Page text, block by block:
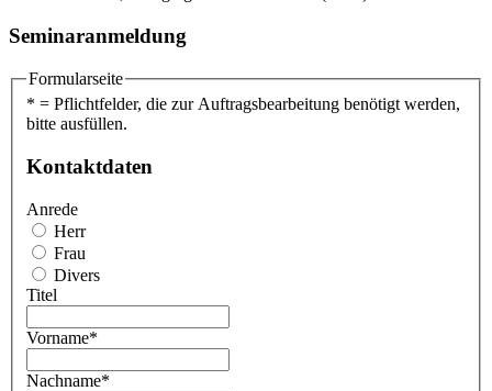
Seminaranmeldung
Formularseite
* = Pflichtfelder, die zur Auftragsbearbeitung benötigt werden,
bitte ausfüllen.
Kontaktdaten
Anrede
Herr
Frau
Divers
Titel
Vorname*
Nachname*